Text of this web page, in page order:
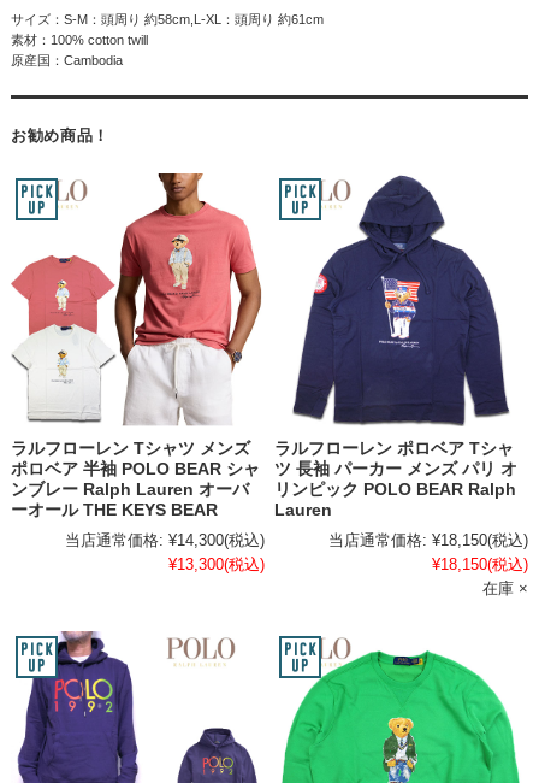
サイズ：S-M：頭周り 約58cm,L-XL：頭周り 約61cm
素材：100% cotton twill
原産国：Cambodia
お勧め商品！
ラルフローレン Tシャツ メンズ
ポロベア 半袖 POLO BEAR シャ
ンブレー Ralph Lauren オーバ
ーオール THE KEYS BEAR
当店通常価格: ¥14,300(税込)
¥13,300(税込)
ラルフローレン ポロベア Tシャ
ツ 長袖 パーカー メンズ パリ オ
リンピック POLO BEAR Ralph
Lauren
当店通常価格: ¥18,150(税込)
¥18,150(税込)
在庫 ×